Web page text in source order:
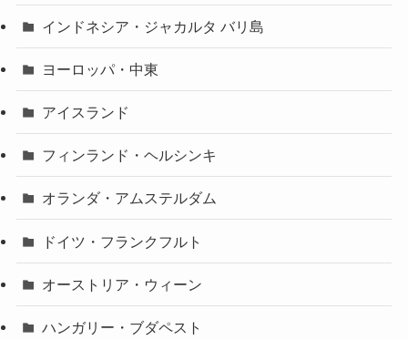
インドネシア・ジャカルタ バリ島
ヨーロッパ・中東
アイスランド
フィンランド・ヘルシンキ
オランダ・アムステルダム
ドイツ・フランクフルト
オーストリア・ウィーン
ハンガリー・ブダペスト